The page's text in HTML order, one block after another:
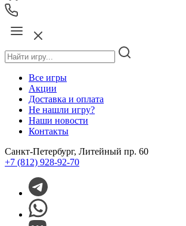
Все игры
Акции
Доставка и оплата
Не нашли игру?
Наши новости
Контакты
Санкт-Петербург, Литейный пр. 60
+7 (812) 928-92-70